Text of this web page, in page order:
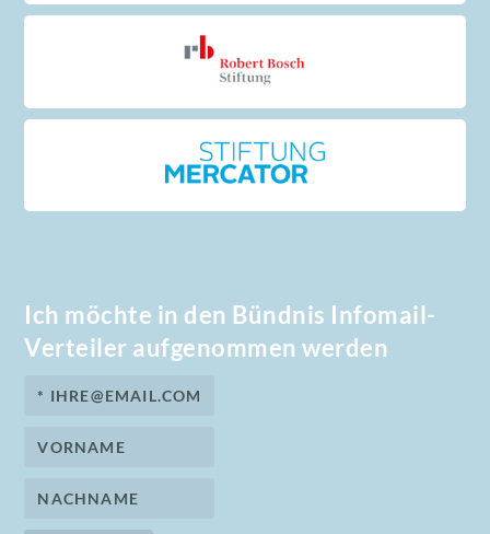
Ich möchte in den Bündnis Infomail-
Verteiler aufgenommen werden